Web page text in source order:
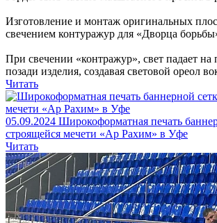
Изготовление и монтаж оригинальных
свечением контуражур для «Дворца
При свечении «контражур», свет падает на
позади изделия, создавая световой ореол
Читать
05.09.2024 Широкоформатная печать
строящейся мечети «Ар Рахим» в Уфе
Читать